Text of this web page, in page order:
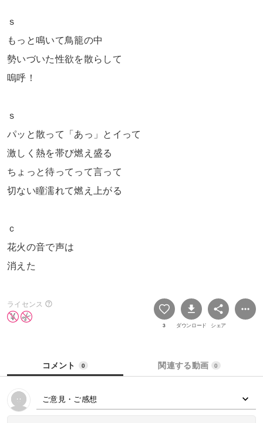
ｓ
もっと鳴いて鳥籠の中
勢いづいた性欲を散らして
嗚呼！
ｓ
パッと散って「あっ」とイって
激しく熱を帯び燃え盛る
ちょっと待ってって言って
切ない瞳濡れて燃え上がる
ｃ
花火の音で声は
消えた
ライセンス
3 ダウンロード シェア
コメント 0 関連する動画 0
ご意見・ご感想